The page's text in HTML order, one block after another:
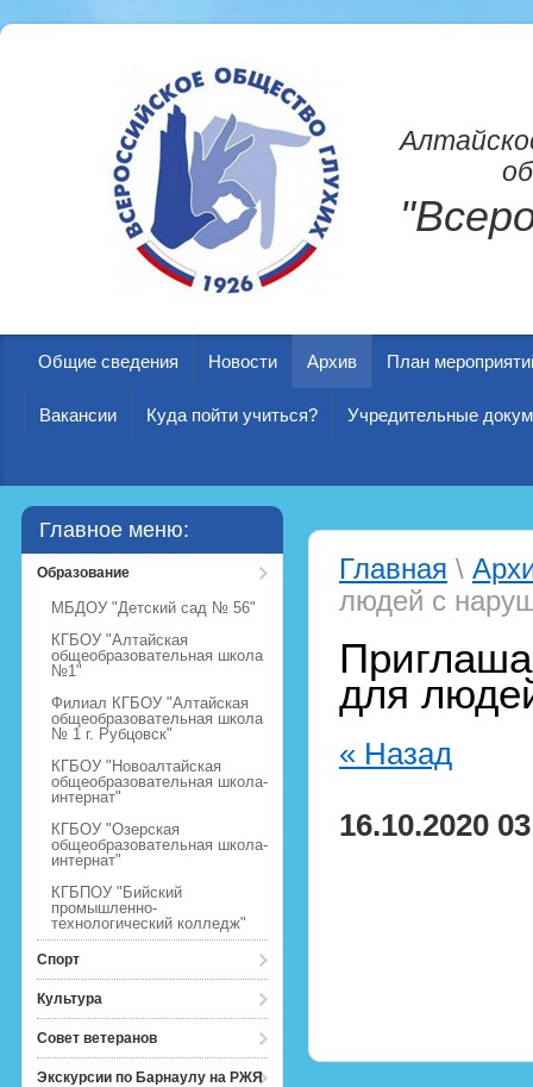
Общие сведения Новости Архив План
Вакансии Куда пойти учиться? Учредительные
Главное меню:
Образование
МБДОУ "Детский сад № 56"
КГБОУ "Алтайская
общеобразовательная школа
№1"
Филиал КГБОУ "Алтайская
общеобразовательная школа
№ 1 г. Рубцовск"
КГБОУ "Новоалтайская
общеобразовательная школа-
интернат"
КГБОУ "Озерская
общеобразовательная школа-
интернат"
КГБПОУ "Бийский
промышленно-
технологический колледж"
Спорт
Культура
Совет ветеранов
Экскурсии по Барнаулу на РЖЯ
Главная \
людей с
для
« Назад
16.10.2020